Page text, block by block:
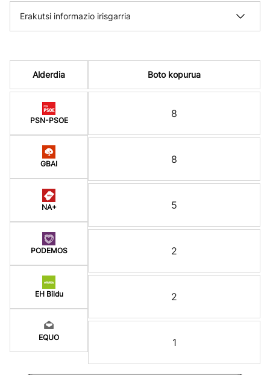
Erakutsi informazio irisgarria
Alderdia
PSN-PSOE
GBAI
NA+
PODEMOS
EH Bildu
EQUO
Boto kopurua
8
8
5
2
2
1